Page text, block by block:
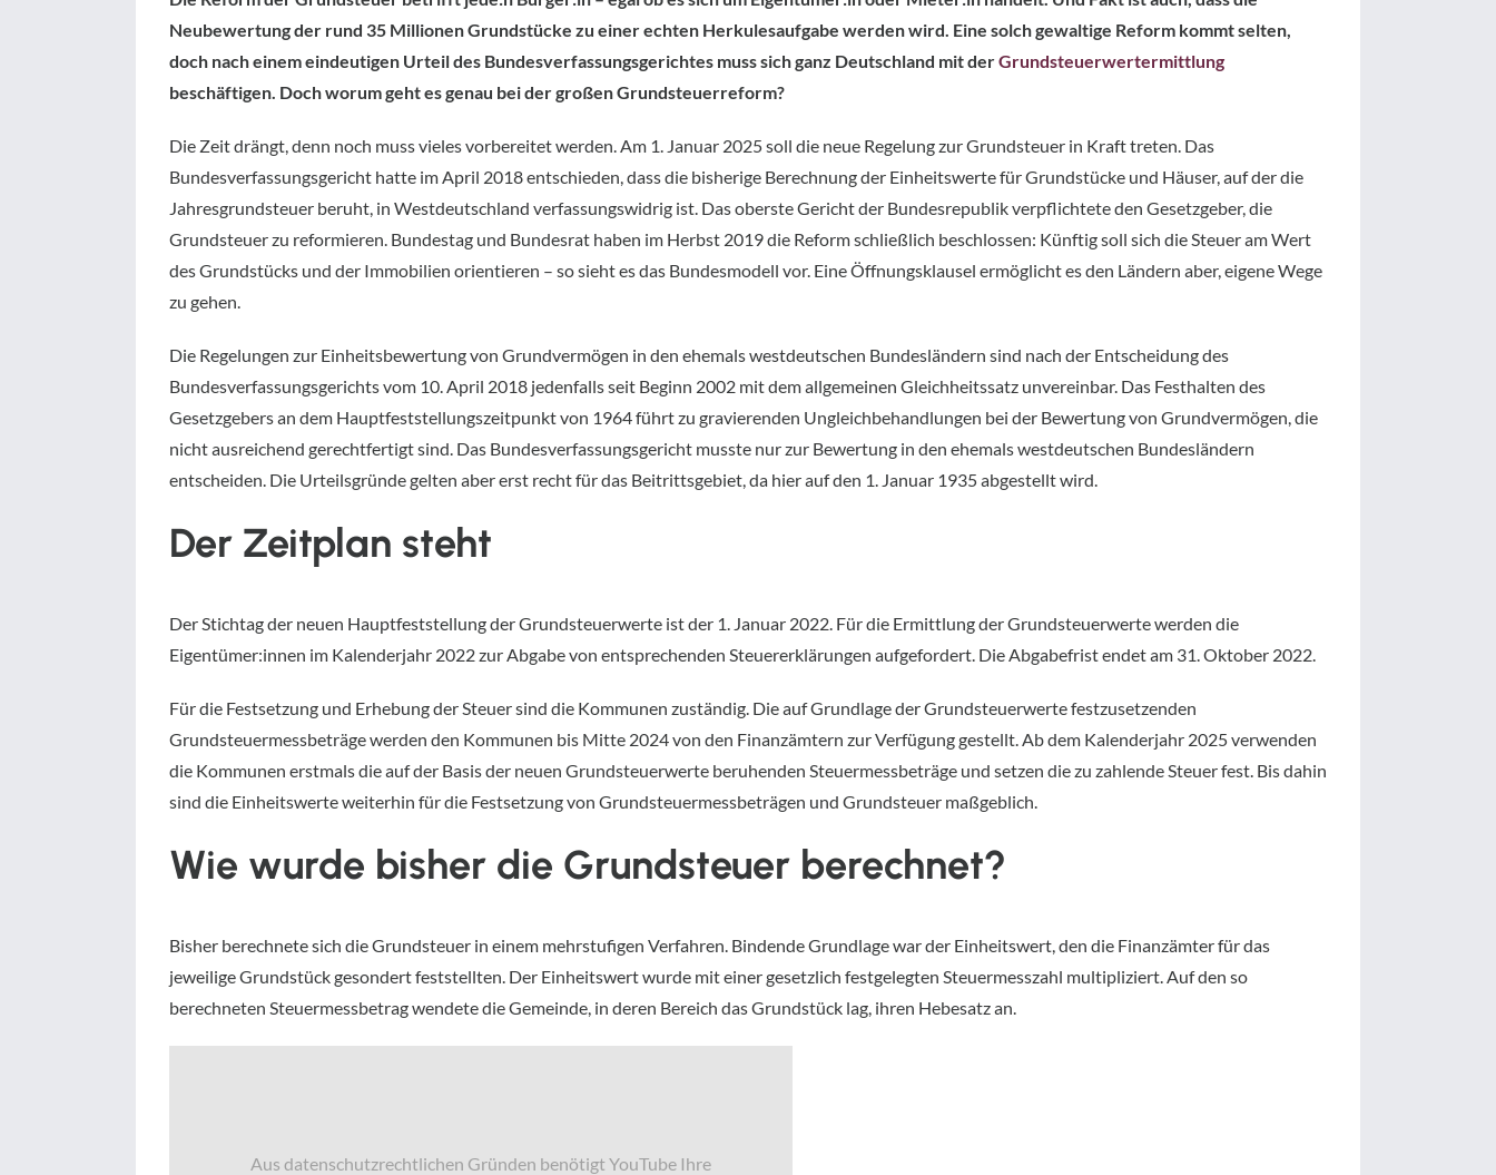
Neubewertung der rund 35 Millionen Grundstücke zu einer echten Herkulesaufgabe werden wird. Eine solch gewaltige Reform kommt selten,
doch nach einem eindeutigen Urteil des Bundesverfassungsgerichtes muss sich ganz Deutschland mit derGrundsteuerwertermittlung
beschäftigen. Doch worum geht es genau bei der großen Grundsteuerreform?
Die Zeit drängt, denn noch muss vieles vorbereitet werden. Am 1. Januar 2025 soll die neue Regelung zur Grundsteuer in Kraft treten. Das
Bundesverfassungsgericht hatte im April 2018 entschieden, dass die bisherige Berechnung der Einheitswerte für Grundstücke und Häuser, auf der die
Jahresgrundsteuer beruht, in Westdeutschland verfassungswidrig ist. Das oberste Gericht der Bundesrepublik verpflichtete den Gesetzgeber, die
Grundsteuer zu reformieren. Bundestag und Bundesrat haben im Herbst 2019 die Reform schließlich beschlossen: Künftig soll sich die Steuer am Wert
des Grundstücks und der Immobilien orientieren – so sieht es das Bundesmodell vor. Eine Öffnungsklausel ermöglicht es den Ländern aber, eigene Wege
zu gehen.
Die Regelungen zur Einheitsbewertung von Grundvermögen in den ehemals westdeutschen Bundesländern sind nach der Entscheidung des
Bundesverfassungsgerichts vom 10. April 2018 jedenfalls seit Beginn 2002 mit dem allgemeinen Gleichheitssatz unvereinbar. Das Festhalten des
Gesetzgebers an dem Hauptfeststellungszeitpunkt von 1964 führt zu gravierenden Ungleichbehandlungen bei der Bewertung von Grundvermögen, die
nicht ausreichend gerechtfertigt sind. Das Bundesverfassungsgericht musste nur zur Bewertung in den ehemals westdeutschen Bundesländern
entscheiden. Die Urteilsgründe gelten aber erst recht für das Beitrittsgebiet, da hier auf den 1. Januar 1935 abgestellt wird.
Der Zeitplan steht
Der Stichtag der neuen Hauptfeststellung der Grundsteuerwerte ist der 1. Januar 2022. Für die Ermittlung der Grundsteuerwerte werden die
Eigentümer:innen im Kalenderjahr 2022 zur Abgabe von entsprechenden Steuererklärungen aufgefordert. Die Abgabefrist endet am 31. Oktober 2022.
Für die Festsetzung und Erhebung der Steuer sind die Kommunen zuständig. Die auf Grundlage der Grundsteuerwerte festzusetzenden
Grundsteuermessbeträge werden den Kommunen bis Mitte 2024 von den Finanzämtern zur Verfügung gestellt. Ab dem Kalenderjahr 2025 verwenden
die Kommunen erstmals die auf der Basis der neuen Grundsteuerwerte beruhenden Steuermessbeträge und setzen die zu zahlende Steuer fest. Bis dahin
sind die Einheitswerte weiterhin für die Festsetzung von Grundsteuermessbeträgen und Grundsteuer maßgeblich.
Wie wurde bisher die Grundsteuer berechnet?
Bisher berechnete sich die Grundsteuer in einem mehrstufigen Verfahren. Bindende Grundlage war der Einheitswert, den die Finanzämter für das
jeweilige Grundstück gesondert feststellten. Der Einheitswert wurde mit einer gesetzlich festgelegten Steuermesszahl multipliziert. Auf den so
berechneten Steuermessbetrag wendete die Gemeinde, in deren Bereich das Grundstück lag, ihren Hebesatz an.
Aus datenschutzrechtlichen Gründen benötigt YouTube Ihre